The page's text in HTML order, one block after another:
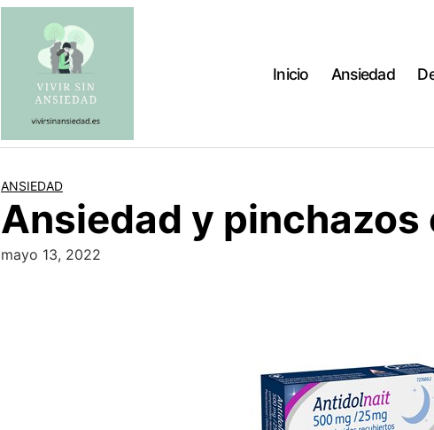
Inicio Ansiedad
ANSIEDAD
Ansiedad y pinchazos
mayo 13, 2022